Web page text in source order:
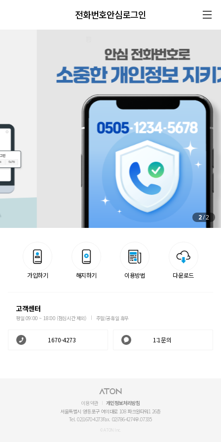
전화번호안심로그인
2/2
가입하기 해지하기 이용방법 다운로드
고객센터
평일 09:00 ~ 18:00 (점심시간 제외) 주말/공휴일 휴무
1670-4273 1:1문의
이용약관
개인정보처리방침
서울특별시 영등포구 여의대로 108 파크원타워1 26층
Tel. 02)1670-4273Fax. 02)786-4274우.07335
© ATON Inc.